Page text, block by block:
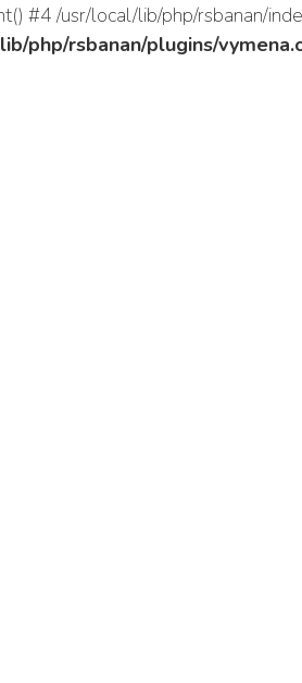
#4 /usr/local/lib/php/rsbanan/
php/rsbanan/plugins/